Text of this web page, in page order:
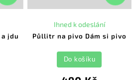
jdu Půllitr na pivo Dám si pivo
Ihned k odeslání
Do košíku